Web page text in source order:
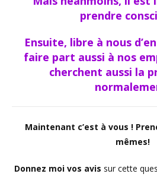
prendre
Ensuite, libre à nous
faire part aussi à nos
cherchent aussi la
Maintenant c’est à vous !
mêmes!
Donnez moi vos avis sur cette